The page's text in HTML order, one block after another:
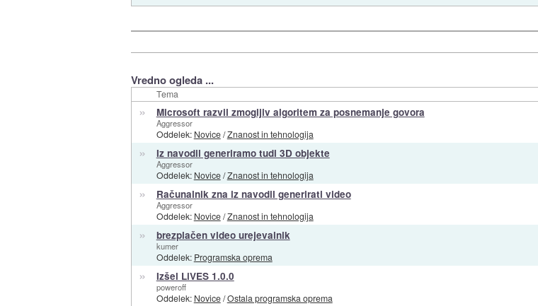
Vredno ogleda ...
Tema
» Microsoft razvil zmogljiv algoritem za posnemanje govora
Aggressor
Oddelek: Novice/Znanost in tehnologija
» Iz navodil generiramo tudi 3D objekte
Aggressor
Oddelek: Novice/Znanost in tehnologija
» Računalnik zna iz navodil generirati video
Aggressor
Oddelek: Novice/Znanost in tehnologija
» brezplačen video urejevalnik
kumer
Oddelek: Programska oprema
» Izšel LiVES 1.0.0
poweroff
Oddelek: Novice/Ostala programska oprema